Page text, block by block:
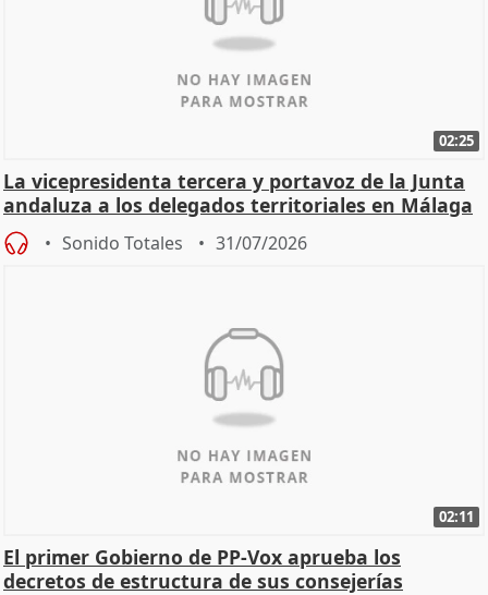
02:25
La vicepresidenta tercera y portavoz de la Junta
andaluza a los delegados territoriales en Málaga
Sonido Totales 31/07/2026
02:11
El primer Gobierno de PP-Vox aprueba los
decretos de estructura de sus consejerías